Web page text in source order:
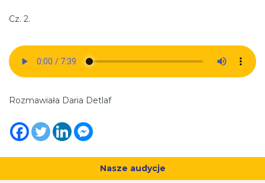
Cz. 2.
Rozmawiała Daria Detlaf
Nasze audycje